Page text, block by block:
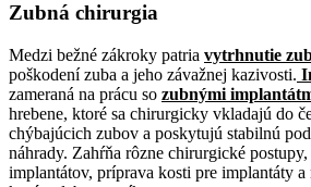
Zubná chirurgia
Medzi bežné zákroky patria vytrhnutie
poškodení zuba a jeho závažnej kazivosti.
zameraná na prácu so zubnými
hrebene, ktoré sa chirurgicky vkladajú do
chýbajúcich zubov a poskytujú stabilnú
náhrady. Zahŕňa rôzne chirurgické
implantátov, príprava kosti pre implantáty a